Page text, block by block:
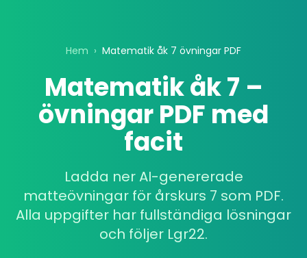
Hem › Matematik åk 7 övningar PDF
Matematik åk 7 –
övningar PDF med
facit
Ladda ner AI-genererade
matteövningar för årskurs 7 som PDF.
Alla uppgifter har fullständiga lösningar
och följer Lgr22.